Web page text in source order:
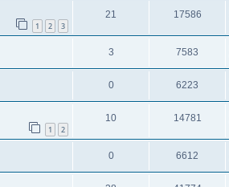
1 2 3
21 17586
3 7583
0 6223
1 2
10 14781
0 6612